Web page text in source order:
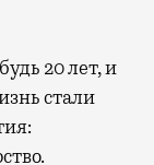
20 лет, и
стали